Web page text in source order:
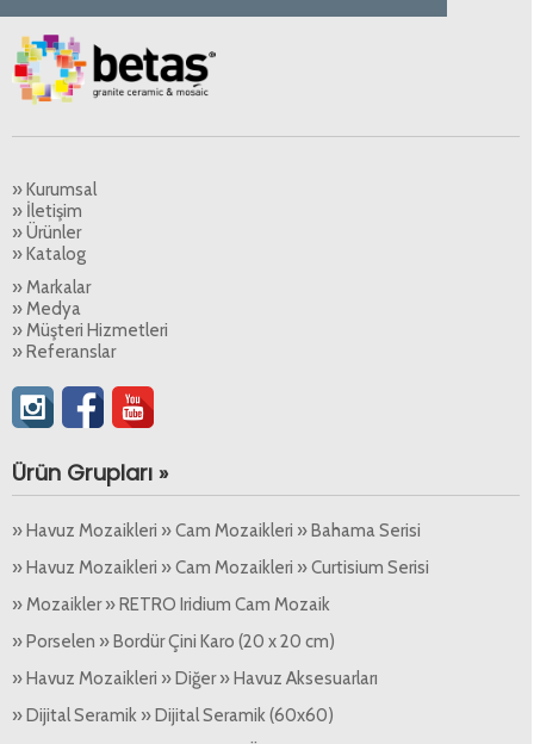
» Kurumsal
» İletişim
» Ürünler
» Katalog
» Markalar
» Medya
» Müşteri Hizmetleri
» Referanslar
Ürün Grupları »
» Havuz Mozaikleri » Cam Mozaikleri » Bahama Serisi
» Havuz Mozaikleri » Cam Mozaikleri » Curtisium Serisi
» Mozaikler » RETRO Iridium Cam Mozaik
» Porselen » Bordür Çini Karo (20 x 20 cm)
» Havuz Mozaikleri » Diğer » Havuz Aksesuarları
» Dijital Seramik » Dijital Seramik (60x60)